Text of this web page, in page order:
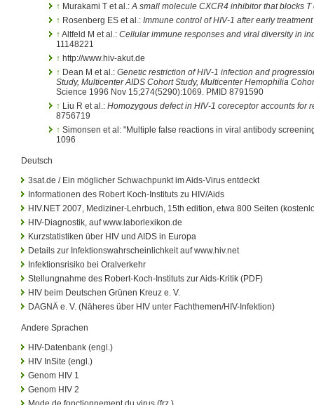
↑ Murakami T et al.:A small molecule CXCR4 inhibitor that blocks
↑ Rosenberg ES et al.: Immune control of HIV-1 after early
↑ Altfeld M et al.: Cellular immune responses and viral diversity in
11148221
↑ http://www.hiv-akut.de
↑ Dean M et al.: Genetic restriction of HIV-1 infection and
Study, Multicenter AIDS Cohort Study, Multicenter Hemophilia
Science 1996 Nov 15;274(5290):1069. PMID 8791590
↑ Liu R et al.: Homozygous defect in HIV-1 coreceptor accounts for
8756719
↑ Simonsen et al: "Multiple false reactions in viral antibody
1096
Deutsch
3sat.de / Ein möglicher Schwachpunkt im Aids-Virus entdeckt
Informationen des Robert Koch-Instituts zu HIV/Aids
HIV.NET 2007, Mediziner-Lehrbuch, 15th edition, etwa 800 Seiten
HIV-Diagnostik, auf www.laborlexikon.de
Kurzstatistiken über HIV und AIDS in Europa
Details zur Infektionswahrscheinlichkeit auf www.hiv.net
Infektionsrisiko bei Oralverkehr
Stellungnahme des Robert-Koch-Instituts zur Aids-Kritik (PDF)
HIV beim Deutschen Grünen Kreuz e. V.
DAGNÄ e. V. (Näheres über HIV unter Fachthemen/HIV-Infektion)
Andere Sprachen
HIV-Datenbank (engl.)
HIV InSite (engl.)
Genom HIV 1
Genom HIV 2